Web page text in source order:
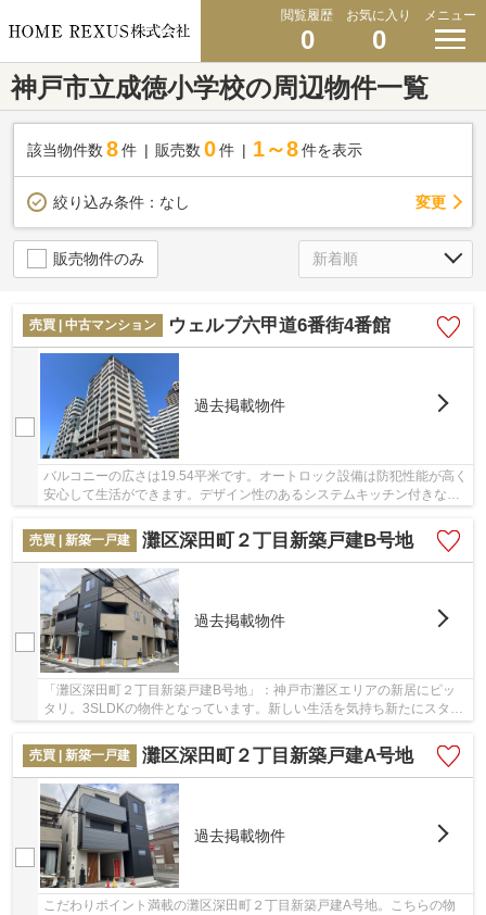
閲覧履歴
0
お気に入り
0
メニュー
神戸市立成徳小学校の周辺物件一覧
該当物件数 8件 販売数 0 件 1～8 件を表示
絞り込み条件： なし 変更
販売物件のみ
売買 | 中古マンション ウェルブ六甲道6番街4番館
過去掲載物件
バルコニーの広さは19.54平米です。オートロック設備は防犯性能が高く
安心して生活ができます。デザイン性のあるシステムキッチン付きなの
売買 | 新築一戸建
灘区深田町２丁目新築戸建B号地
過去掲載物件
「灘区深田町２丁目新築戸建B号地」：神戸市灘区エリアの新居にピッ
タリ。3SLDKの物件となっています。新しい生活を気持ち新たにスター
売買 | 新築一戸建
灘区深田町２丁目新築戸建A号地
過去掲載物件
こだわりポイント満載の灘区深田町２丁目新築戸建A号地。こちらの物